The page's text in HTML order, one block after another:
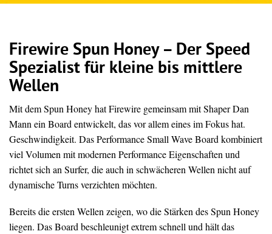
Firewire Spun Honey – Der Speed
Spezialist für kleine bis mittlere
Wellen
Mit dem Spun Honey hat Firewire gemeinsam mit Shaper Dan
Mann ein Board entwickelt, das vor allem eines im Fokus hat.
Geschwindigkeit. Das Performance Small Wave Board kombiniert
viel Volumen mit modernen Performance Eigenschaften und
richtet sich an Surfer, die auch in schwächeren Wellen nicht auf
dynamische Turns verzichten möchten.
Bereits die ersten Wellen zeigen, wo die Stärken des Spun Honey
liegen. Das Board beschleunigt extrem schnell und hält das